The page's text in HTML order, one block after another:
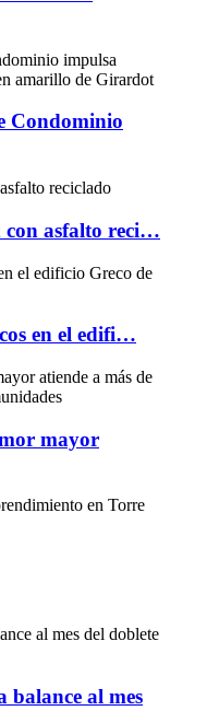
Condominio
con asfalto reci…
en el edifi…
mayor
balance al mes